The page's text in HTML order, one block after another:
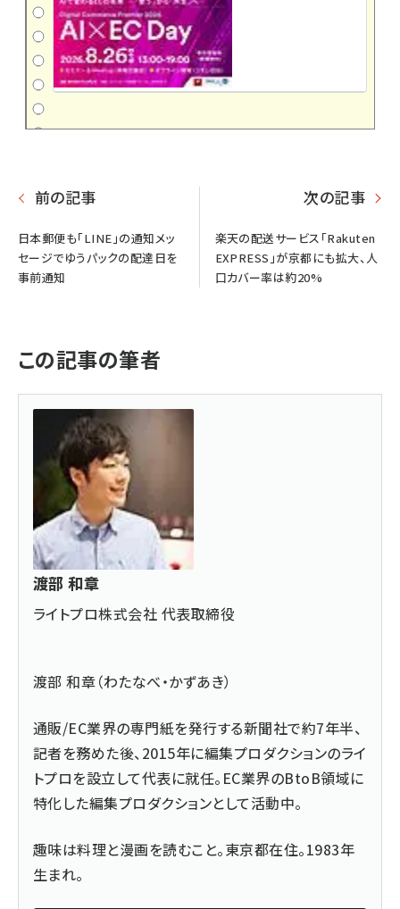
前の記事
日本郵便も「LINE」の通知メッ
セージでゆうパックの配達日を
事前通知
次の記事
楽天の配送サービス「Rakuten
EXPRESS」が京都にも拡大、人
口カバー率は約20%
この記事の筆者
渡部 和章
ライトプロ株式会社 代表取締役
渡部 和章（わたなべ・かずあき）
通販/EC業界の専門紙を発行する新聞社で約7年半、
記者を務めた後、2015年に編集プロダクションのライ
トプロを設立して代表に就任。EC業界のBtoB領域に
特化した編集プロダクションとして活動中。
趣味は料理と漫画を読むこと。東京都在住。1983年
生まれ。